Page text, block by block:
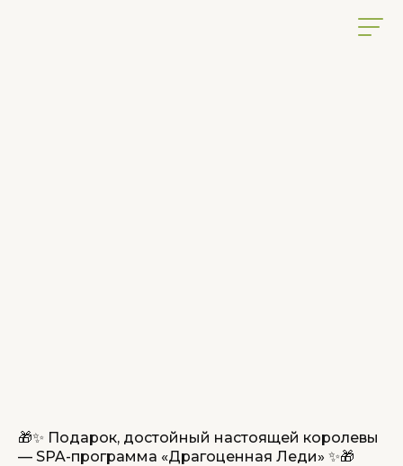
🎁✨ Подарок, достойный настоящей королевы
— SPA-программа «Драгоценная Леди» ✨🎁